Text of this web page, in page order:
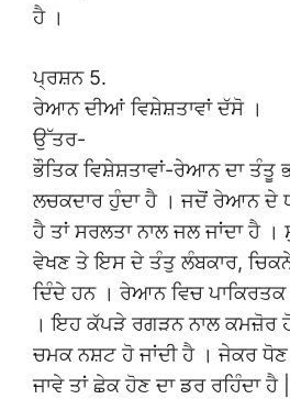
ਹੈ ।
ਪ੍ਰਸ਼ਨ 5.
ਰੇਆਨ ਦੀਆਂ ਵਿਸ਼ੇਸ਼ਤਾਵਾਂ ਦੱਸੋ ।
ਉੱਤਰ-
ਭੌਤਿਕ ਵਿਸ਼ੇਸ਼ਤਾਵਾਂ-ਰੇਆਨ ਦਾ ਤੰਤੂ
ਲਚਕਦਾਰ ਹੁੰਦਾ ਹੈ । ਜਦੋਂ ਰੇਆਨ ਦੇ
ਹੈ ਤਾਂ ਸਰਲਤਾ ਨਾਲ ਜਲ ਜਾਂਦਾ ਹੈ
ਵੇਖਣ ਤੇ ਇਸ ਦੇ ਤੰਤੁ ਲੰਬਕਾਰ,
ਦਿੰਦੇ ਹਨ । ਰੇਆਨ ਵਿਚ ਪਾਕਿਰਤਕ
। ਇਹ ਕੱਪੜੇ ਰਗੜਨ ਨਾਲ ਕਮਜ਼ੋਰ
ਚਮਕ ਨਸ਼ਟ ਹੋ ਜਾਂਦੀ ਹੈ । ਜੇਕਰ
ਜਾਵੇ ਤਾਂ ਛੇਕ ਹੋਣ ਦਾ ਡਰ ਰਹਿੰਦਾ ਹੈ